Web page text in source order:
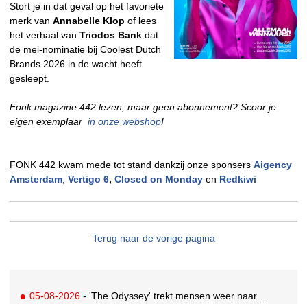
Stort je in dat geval op het favoriete
merk van Annabelle Klop of lees
het verhaal van Triodos Bank dat
de mei-nominatie bij Coolest Dutch
Brands 2026 in de wacht heeft
gesleept.
Fonk magazine 442 lezen, maar geen abonnement? Scoor je
eigen exemplaar in onze webshop!
FONK 442 kwam mede tot stand dankzij onze sponsers Aigency
Amsterdam Vertigo 6, Closed on Monday en Redkiwi
Terug naar de vorige pagina
05-08-2026 - 'The Odyssey' trekt mensen weer naar de bioscoop